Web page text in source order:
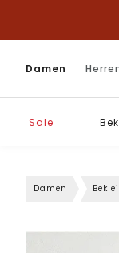
Damen
Sale
Damen